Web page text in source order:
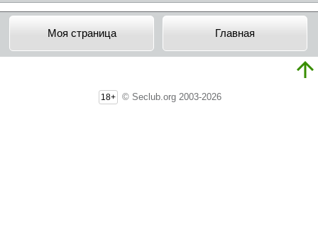
Моя страница Главная
18+ © Seclub.org 2003-2026